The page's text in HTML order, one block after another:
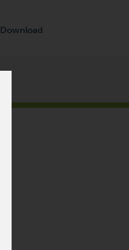
Download